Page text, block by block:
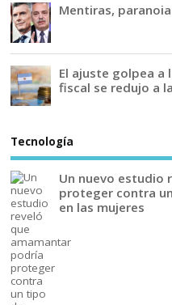
Mentiras,
El ajuste golpea a
fiscal se redujo a
Tecnología
Un nuevo estudio
proteger contra
en las mujeres